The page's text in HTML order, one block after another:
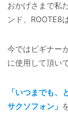
おかげさまで私
ンド、ROOTE8
今ではビギナー
に使用して頂い
「いつまでも
サクソフォン」